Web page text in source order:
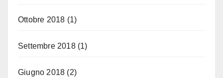
Ottobre 2018 (1)
Settembre 2018(1)
Giugno 2018 (2)